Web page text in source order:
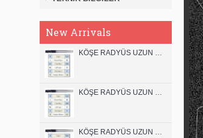
New Arrivals